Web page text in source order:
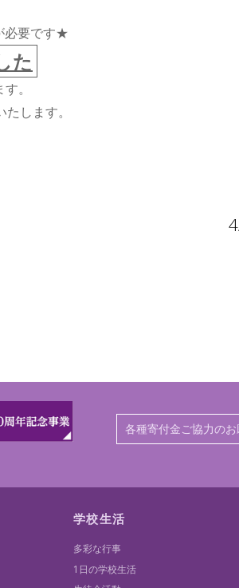
必要です★
た
。
します。
各種寄付金ご協力の
学校生活
多彩な行事
1日の学校生活